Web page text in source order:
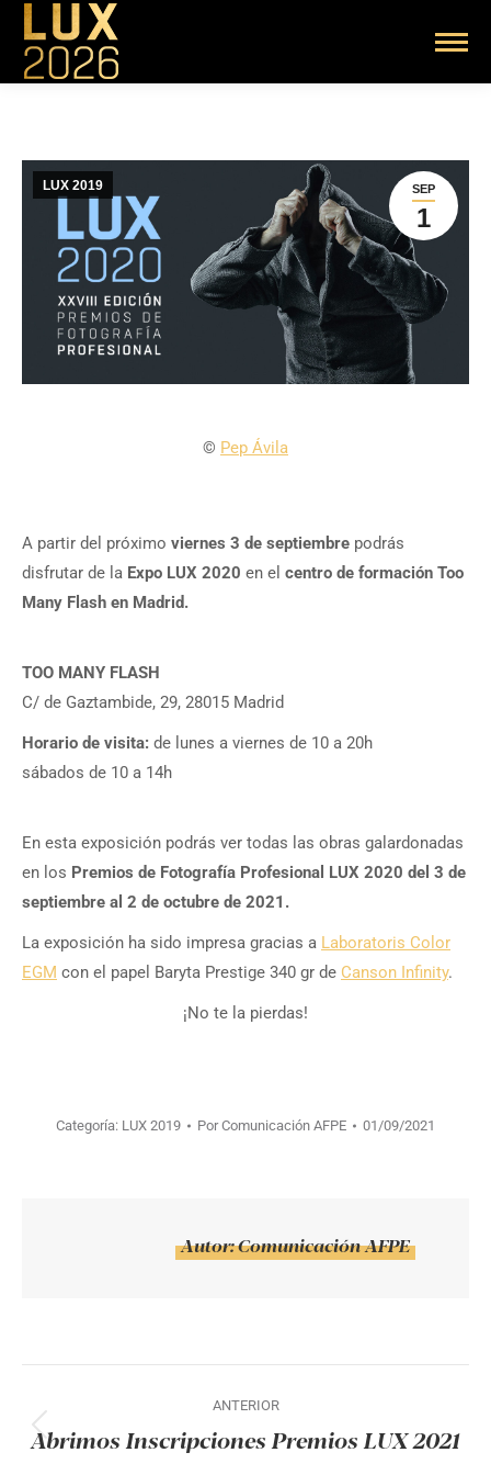
SEP
1
LUX 2019
© Pep Ávila
A partir del próximo viernes 3 de septiembre podrás
disfrutar de la Expo LUX 2020 en el centro de formación Too
Many Flash en Madrid.
TOO MANY FLASH
C/ de Gaztambide, 29, 28015 Madrid
Horario de visita: de lunes a viernes de 10 a 20h
sábados de 10 a 14h
En esta exposición podrás ver todas las obras galardonadas
en los Premios de Fotografía Profesional LUX 2020 del 3 de
septiembre al 2 de octubre de 2021.
La exposición ha sido impresa gracias a Laboratoris Color
EGM con el papel Baryta Prestige 340 gr de Canson Infinity.
¡No te la pierdas!
Categoría: LUX 2019 PorComunicación AFPE 01/09/2021
Autor:Comunicación AFPE
Navegación
entre
ANTERIOR
Publicación
Abrimos Inscripciones Premios LUX 2021